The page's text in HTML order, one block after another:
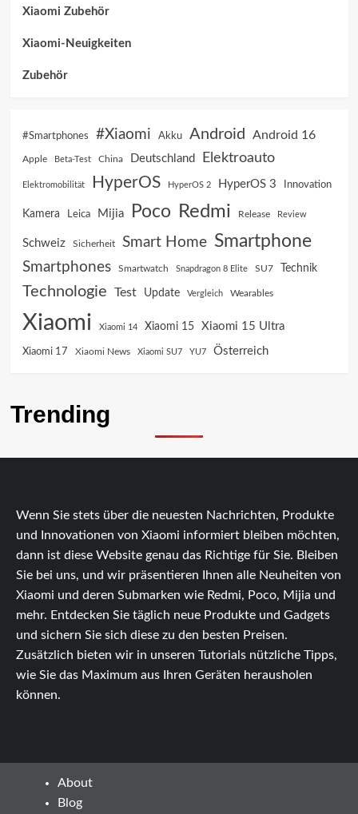
Xiaomi Zubehör
Xiaomi-Neuigkeiten
Zubehör
#Smartphones #Xiaomi Akku Android Android 16
Apple Beta-Test China Deutschland Elektroauto
Elektromobilität HyperOS HyperOS 2 HyperOS 3 Innovation
Kamera Leica Mijia Poco Redmi Release Review
Schweiz Sicherheit Smart Home Smartphone
Smartphones Smartwatch Snapdragon 8 Elite SU7 Technik
Technologie Test Update Vergleich Wearables
Xiaomi Xiaomi 14 Xiaomi 15 Xiaomi 15 Ultra
Xiaomi 17 Xiaomi News Xiaomi SU7 YU7 Österreich
Trending
Wenn Sie stets über die neuesten Nachrichten, Produkte
und Innovationen von Xiaomi informiert bleiben möchten,
dann ist diese Website genau das Richtige für Sie. Bleiben
Sie bei uns, und wir präsentieren Ihnen alle Neuheiten von
Xiaomi und deren Submarken wie Redmi, Poco, Mijia und
mehr. Entdecken Sie täglich neue Produkte und Gadgets
und sichern Sie sich diese zu den besten Preisen.
Zusätzlich bieten wir in unseren Tutorials nützliche Tipps,
wie Sie das Maximum aus Ihren Geräten herausholen
können.
About
Blog